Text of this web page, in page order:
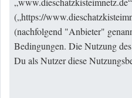
(„https://
(nachfolgend "Anbieter"
Bedingungen. Die Nutzung
Du als Nutzer diese